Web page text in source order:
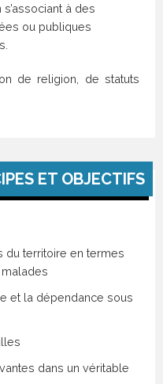
à des
ou publiques
de religion, de statuts
ET OBJECTIFS
du territoire en termes
malades
et la dépendance sous
dans un véritable